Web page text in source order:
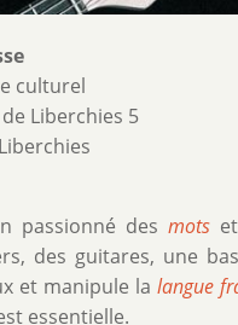
culturel
Liberchies 5
passionné desmots
des guitares, une
et manipule la langue
essentielle.